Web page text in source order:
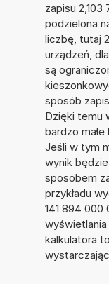
zapisu 2,103
podzielona
liczbę, tutaj
urządzeń,
są
sposób
Dzięki temu
bardzo
Jeśli w tym
wynik
sposobem
przykładu
141 894 000
wyświetlania
kalkulatora